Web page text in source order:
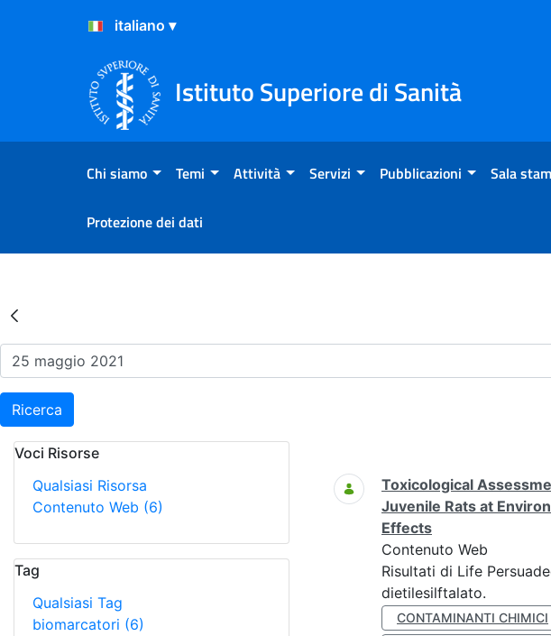
Salta al Contenuto
Salta al Footer
Istituto Superiore di Sanità
Chi siamo Temi Attività Servizi Pubblicazioni Sala
Protezione dei dati
Risultati della Ricerca - Eventi
Ricerca
Voci Risorse
Qualsiasi Risorsa
Contenuto Web (6)
Tag
Qualsiasi Tag
biomarcatori (6)
Ricerca
Toxicological
Juvenile Rats at
Effects
Contenuto Web
Risultati di Life
dietilesilftalato.
CONTAMINANTI CHIMICI